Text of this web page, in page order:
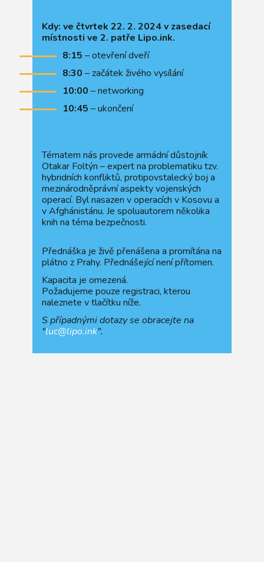
Kdy: ve čtvrtek 22. 2. 2024 v zasedací
místnosti ve 2. patře Lipo.ink.
8:15 – otevření dveří
8:30 – začátek živého vysílání
10:00 – networking
10:45 – ukončení
Tématem nás provede armádní důstojník
Otakar Foltýn – expert na problematiku tzv.
hybridních konfliktů, protipovstalecký boj a
mezinárodněprávní aspekty vojenských
operací. Byl nasazen v operacích v Kosovu a
v Afghánistánu. Je spoluautorem několika
knih na téma bezpečnosti.
Přednáška je živě přenášena a promítána na
plátno z Prahy. Přednášející není přítomen.
Kapacita je omezená.
Požadujeme pouze registraci, kterou
naleznete v tlačítku níže.
S případnými dotazy se obracejte na
"luc@lipo.ink".